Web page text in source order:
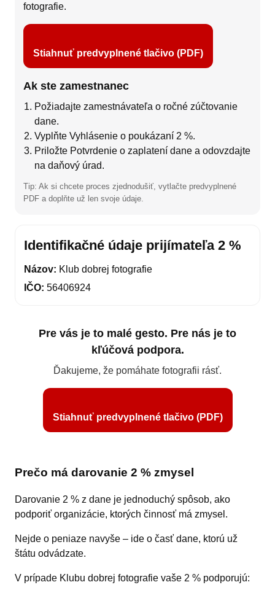
fotografie.
Stiahnuť predvyplnené tlačivo (PDF)
Ak ste zamestnanec
Požiadajte zamestnávateľa o ročné zúčtovanie
dane.
Vyplňte Vyhlásenie o poukázaní 2 %.
Priložte Potvrdenie o zaplatení dane a odovzdajte
na daňový úrad.
Tip: Ak si chcete proces zjednodušiť, vytlačte predvyplnené
PDF a doplňte už len svoje údaje.
Identifikačné údaje prijímateľa 2 %
Názov: Klub dobrej fotografie
IČO: 56406924
Pre vás je to malé gesto. Pre nás je to
kľúčová podpora.
Ďakujeme, že pomáhate fotografii rásť.
Stiahnuť predvyplnené tlačivo (PDF)
Prečo má darovanie 2 % zmysel
Darovanie 2 % z dane je jednoduchý spôsob, ako
podporiť organizácie, ktorých činnosť má zmysel.
Nejde o peniaze navyše – ide o časť dane, ktorú už
štátu odvádzate.
V prípade Klubu dobrej fotografie vaše 2 % podporujú: